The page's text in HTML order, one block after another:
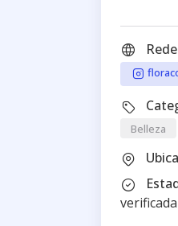
Belleza
verificada